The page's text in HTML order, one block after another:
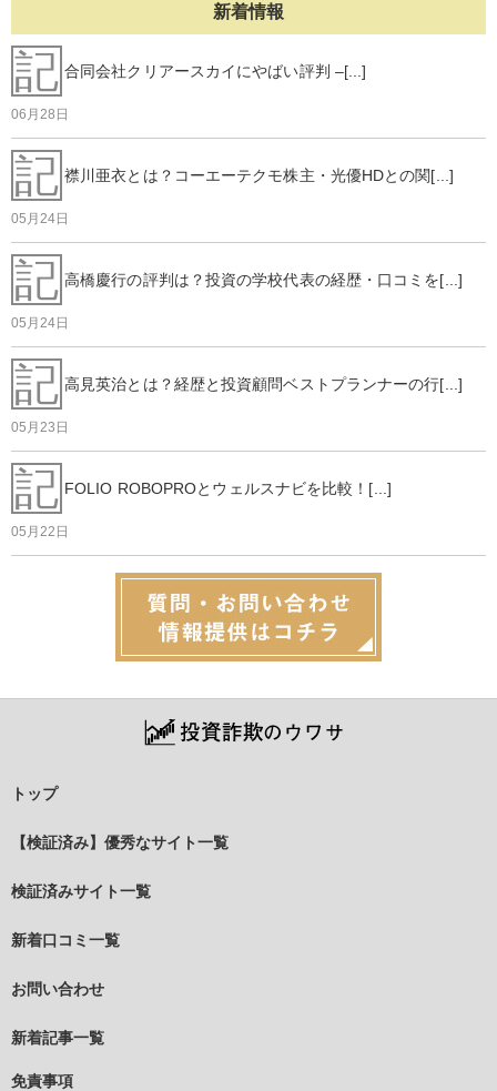
新着情報
記 合同会社クリアースカイにやばい評判 –[...]
06月28日
記 襟川亜衣とは？コーエーテクモ株主・光優HDとの関[...]
05月24日
記 高橋慶行の評判は？投資の学校代表の経歴・口コミを[...]
05月24日
記 高見英治とは？経歴と投資顧問ベストプランナーの行[...]
05月23日
記 FOLIO ROBOPROとウェルスナビを比較！[...]
05月22日
トップ
【検証済み】優秀なサイト一覧
検証済みサイト一覧
新着口コミ一覧
お問い合わせ
新着記事一覧
免責事項